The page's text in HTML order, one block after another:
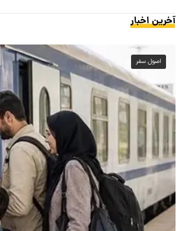
آخرین اخبار
اصول سفر